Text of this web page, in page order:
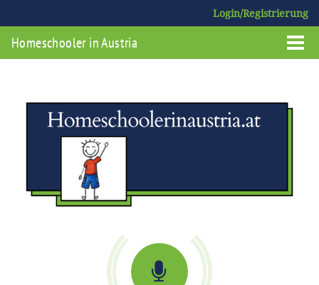
Login/Registrierung
Homeschooler in Austria